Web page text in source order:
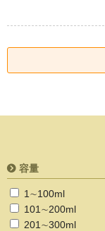
容量
1∼100ml
101∼200ml
201∼300ml